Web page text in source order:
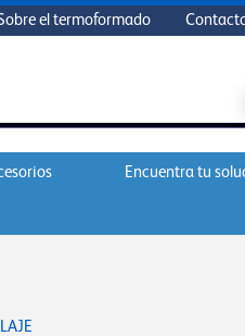
el termoformado
Encuentra tu